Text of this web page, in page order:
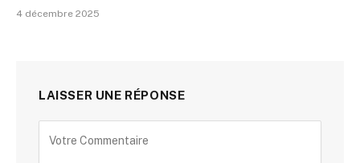
4 décembre 2025
LAISSER UNE RÉPONSE